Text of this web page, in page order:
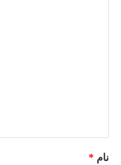
نام *